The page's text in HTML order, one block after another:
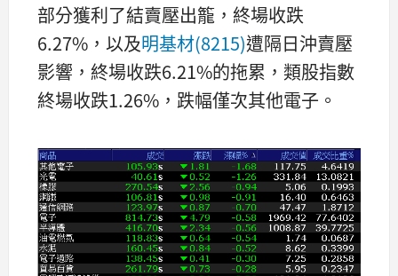
部分獲利了結賣壓出籠，終場收跌
6.27%，以及明基材(8215)遭隔日沖賣壓
影響，終場收跌6.21%的拖累，類股指數
終場收跌1.26%，跌幅僅次其他電子。